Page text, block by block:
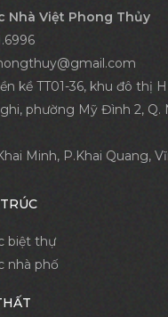
Nhà Việt Phong Thủy
kề TT01-36, khu đô thị
phường Mỹ Đình 2, Q.
Minh, P.Khai Quang,
biệt thự
nhà phố